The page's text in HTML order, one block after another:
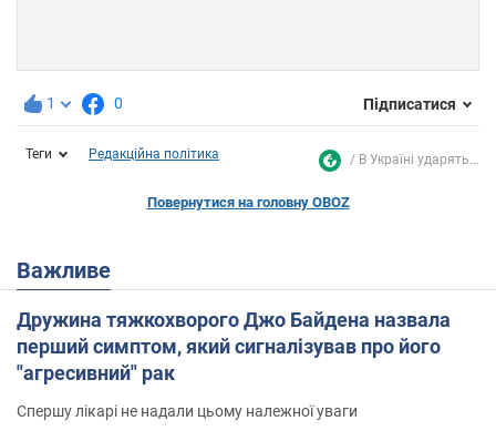
1 0 Підписатися
Теги Редакційна політика В Україні ударять...
Повернутися на головну OBOZ
Важливе
Дружина тяжкохворого Джо Байдена назвала
перший симптом, який сигналізував про його
"агресивний" рак
Спершу лікарі не надали цьому належної уваги